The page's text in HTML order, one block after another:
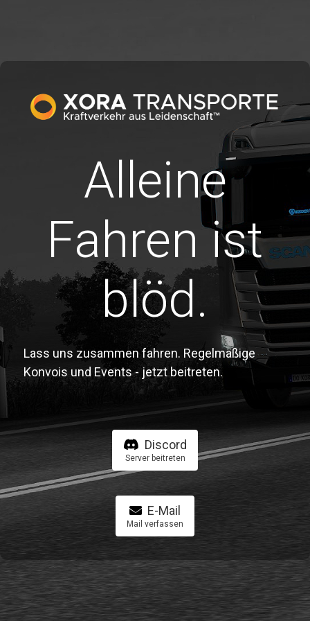
Alleine
Fahren ist
blöd.
Lass uns zusammen fahren. Regelmäßige
Konvois und Events - jetzt beitreten.
Discord
Server beitreten
E-Mail
Mail verfassen